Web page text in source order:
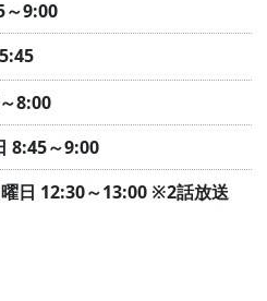
9:00
8:00
8:45～9:00
日 12:30～13:00 ※2話放送